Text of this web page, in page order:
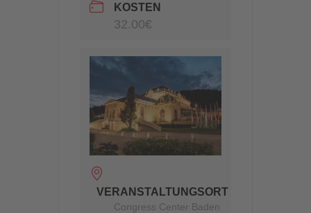
KOSTEN
32.00€
VERANSTALTUNGSORT
Congress Center Baden